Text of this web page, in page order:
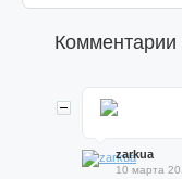
Комментарии
zarkua
10 марта